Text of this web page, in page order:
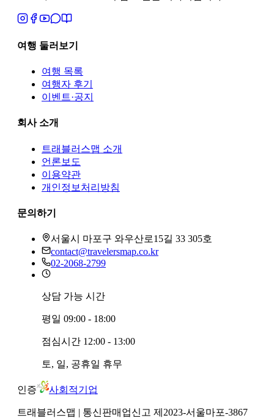
여행 둘러보기
여행 목록
여행자 후기
이벤트·공지
회사 소개
트래블러스맵 소개
언론보도
이용약관
개인정보처리방침
문의하기
서울시 마포구 와우산로15길 33 305호
contact@travelersmap.co.kr
02-2068-2799
상담 가능 시간
평일 09:00 - 18:00
점심시간 12:00 - 13:00
토, 일, 공휴일 휴무
인증 사회적기업
트래블러스맵 | 통신판매업신고 제2023-서울마포-3867